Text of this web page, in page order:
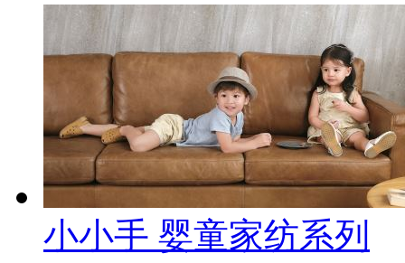
小小手 婴童家纺系列